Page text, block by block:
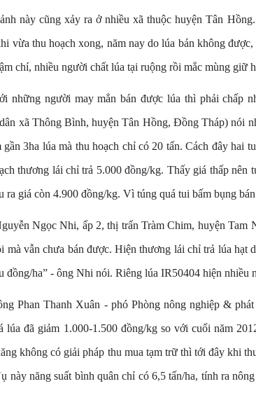
này cũng xảy ra ở nhiều xã thuộc huyện Tân
vừa thu hoạch xong, năm nay do lúa bán không
chí, nhiều người chất lúa tại ruộng rồi mắc mùng giữ
những người may mắn bán được lúa thì phải chấp
xã Thông Bình, huyện Tân Hồng, Đồng Tháp) nói
gần 3ha lúa mà thu hoạch chỉ có 20 tấn. Cách đây hai
thương lái chỉ trả 5.000 đồng/kg. Thấy giá thấp
ra giá còn 4.900 đồng/kg. Vì túng quá tui bấm bụng
Ngọc Nhi, ấp 2, thị trấn Tràm Chim, huyện Tam
mà vẫn chưa bán được. Hiện thương lái chỉ trả lúa
đồng/ha” - ông Nhi nói. Riêng lúa IR50404 hiện nhiều
Phan Thanh Xuân - phó Phòng nông nghiệp &
lúa đã giảm 1.000-1.500 đồng/kg so với cuối năm
không có giải pháp thu mua tạm trữ thì tới đây khi
này năng suất bình quân chỉ có 6,5 tấn/ha, tính ra